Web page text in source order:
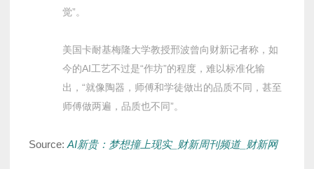
觉”。
美国卡耐基梅隆大学教授邢波曾向财新记者称，如
今的AI工艺不过是“作坊”的程度，难以标准化输
出，“就像陶器，师傅和学徒做出的品质不同，甚至
师傅做两遍，品质也不同”。
Source:AI新贵：梦想撞上现实_财新周刊频道_财新网